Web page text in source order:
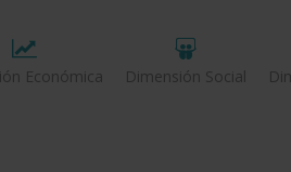
Económica Dimensión Social